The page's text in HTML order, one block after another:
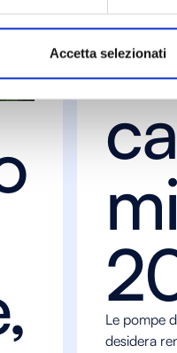
Accetta selezionati
Consigli
Le pompe
desidera